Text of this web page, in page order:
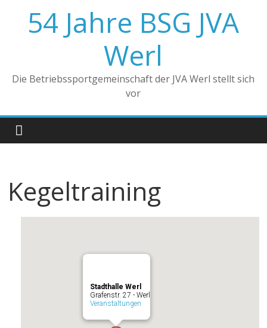
springen54 Jahre BSG JVA
Werl
Die Betriebssportgemeinschaft der JVA Werl stellt sich
vor
Kegeltraining
Stadthalle Werl
Grafenstr. 27 - Werl
Veranstaltungen